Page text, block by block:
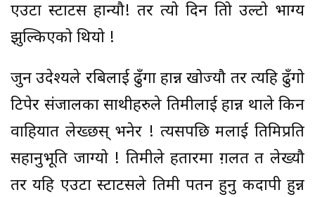
एउटा स्टाटस हान्यौ! तर त्यो दिन तिम्रो उल्टो भाग्य
झुल्किएको थियो !
जुन उदेश्यले रबिलाई ढुँगा हान्न खोज्यौ तर त्यहि ढुँगो
टिपेर संजालका साथीहरुले तिमीलाई हान्न थाले किन
वाहियात लेख्छस् भनेर ! त्यसपछि मलाई तिमिप्रति
सहानुभूति जाग्यो ! तिमीले हतारमा ग़लत त लेख्यौ
तर यहि एउटा स्टाटसले तिमी पतन हुनु कदापी हुन्न